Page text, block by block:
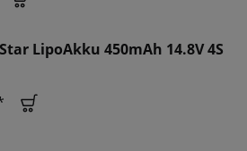
LipoAkku 450mAh 14.8V 4S